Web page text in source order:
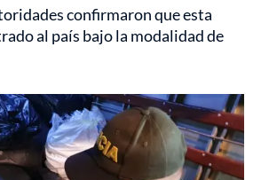
confirmaron que esta
al país bajo la modalidad de